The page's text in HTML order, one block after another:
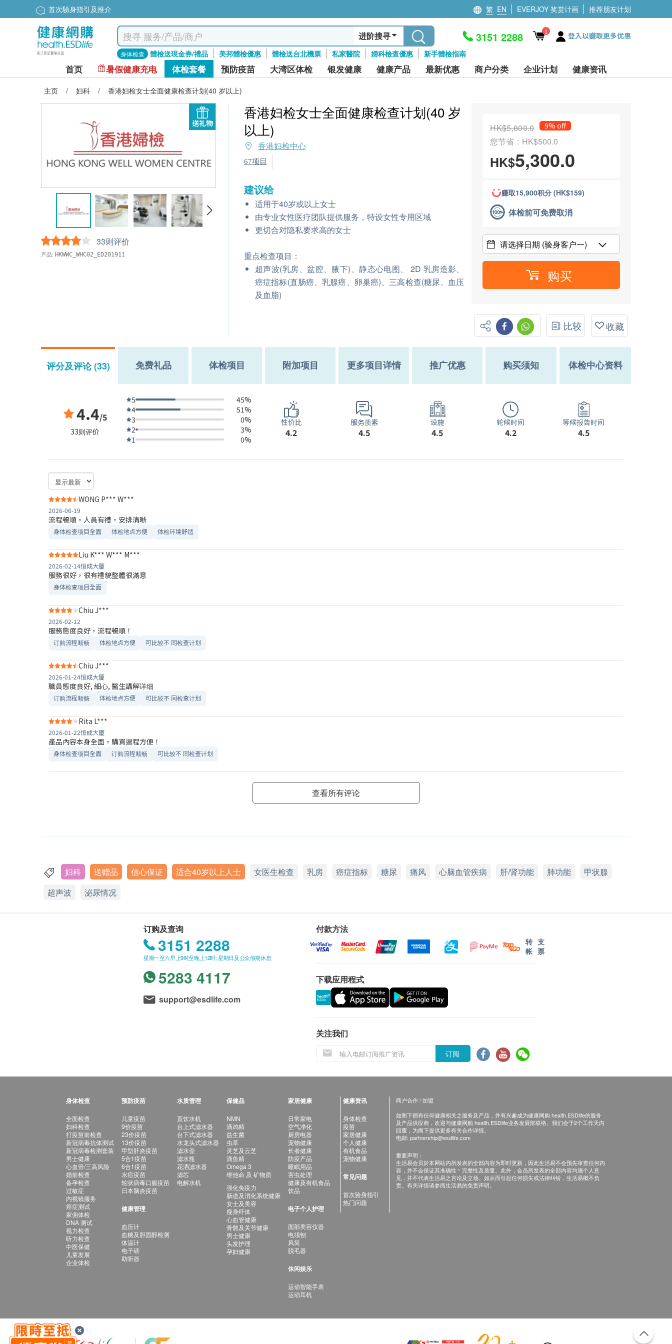
首次驗身指引及推介 繁 EN EVERJOY 奖赏计画 推荐朋友计划
进阶搜寻
身体检查 體檢送現金券/禮品 美邦體檢優惠 體檢送台北機票 私家醫院 婦科檢查優惠 新手體檢指南
3151 2288 1 登入以赚取更多优惠
首页 暑假健康充电 体检套餐 预防疫苗 大湾区体检 银发健康 健康产品 最新优惠 商户分类 企业计划 健康资讯
主页 / 妇科 / 香港妇检女士全面健康检查计划(40 岁以上)
送礼物
33则评价
产品: HKWWC_WHC02_ED201911
香港妇检女士全面健康检查计划(40 岁
以上)
香港妇检中心
67项目
建议给
适用于40岁或以上女士
由专业女性医疗团队提供服务，特设女性专用区域
更切合对隐私要求高的女士
重点检查项目：
超声波(乳房、盆腔、腋下)、静态心电图、 2D 乳房造影、
癌症指标(直肠癌、乳腺癌、卵巢癌)、三高检查(糖尿、血压
及血脂)
HK$5,800.0 9% off
您节省：HK$500.0
HK$5,300.0
赚取15,900积分 (HK$159)
体检前可免费取消
请选择日期 (验身客户一)
购买
比较 收藏
评分及评论 (33) 免费礼品 体检项目 附加项目 更多项目详情 推广优惠 购买须知 体检中心资料
4.4/5
33则评价
5
45%
4
51%
3
0%
2
3%
1
0%
性价比
4.2
服务质素
4.5
设施
4.5
轮候时间
4.2
等候报告时间
4.5
WONG P*** W***
2026-06-19
流程暢順，人員有禮，安排清晰
身体检查项目全面 体检地点方便 体检环境舒适​
Liu K*** W*** M***
2026-02-14恒成大厦
服務很好，很有禮貌整體很滿意
身体检查项目全面
Chiu J***
2026-02-12
服務態度良好，流程暢順！
订购流程顺畅 体检地点方便 可比较不 同检查计划
Chiu J***
2026-01-24恒成大厦
職員態度良好, 細心, 醫生講解详细
订购流程顺畅 体检地点方便 可比较不 同检查计划
Rita L***
2026-01-22恒成大厦
產品內容本身全面，購買過程方便！
身体检查项目全面 订购流程顺畅 可比较不 同检查计划
查看所有评论
妇科 送赠品 信心保证 适合40岁以上人士 女医生检查 乳房 癌症指标 糖尿 痛风 心脑血管疾病 肝/肾功能 肺功能
甲状腺
超声波
泌尿情况
订购及查询
3151 2288
星期一至六早上9时至晚上12时; 星期日及公众假期休息
5283 4117
support@esdlife.com
付款方法
转
帐
支
票
下载应用程式
关注我们
订阅
身体检查
全面检查
妇科检查
打疫苗前检查
新冠病毒抗体测试
新冠病毒检测套装
男士健康
心血管/三高风险
婚前检查
备孕检查
过敏症
内视镜服务
癌症测试
家佣体检
DNA 测试
视力检查
听力检查
中医保健
儿童发展
企业体检
预防疫苗
儿童疫苗
9价疫苗
23价疫苗
13价疫苗
甲型肝炎疫苗
5合1疫苗
6合1疫苗
水痘疫苗
轮状病毒口服疫苗
日本脑炎疫苗
健康管理
血压计
血糖及胆固醇检测
体温计
电子磅
助听器
水质管理
直饮水机
台上式滤水器
台下式滤水器
水龙头式滤水器
滤水壶
滤水瓶
花洒滤水器
滤芯
电解水机
保健品
NMN
滴鸡精
益生菌
虫草
灵芝及云芝
滴鱼精
Omega 3
维他命 及 矿物质
强化免疫力
肠道及消化系统健康
女士及美容
瘦身纤体
心血管健康
骨骼及关节健康
男士健康
头发护理
孕妇健康
家居健康
日常家电
空气净化
厨房电器
宠物健康
长者健康
防疫产品
睡眠用品
害虫处理
健康及有机食品
饮品
电子个人护理
面部美容仪器
电须刨
风筒
脱毛器
休闲娱乐
运动智能手表
运动耳机
健康资讯
身体检查
疫苗
家居健康
个人健康
有机食品
宠物健康
常见问题
首次验身指引
热门问题
商户合作 / 加盟
如阁下拥有任何健康相关之服务及产品，并有兴趣成为健康网购 health.ESDlife的服务
及产品供应商，欢迎与健康网购 health.ESDlife业务发展部联络。我们会于2个工作天内
回覆，为阁下提供更多有关合作详情。
电邮: partnership@esdlife.com
重要声明：
生活易会员於本网站内所发表的全部内容为即时更新，因此生活易不会预先审查任何内
容，并不会保证其准确性丶完整性及质量。此外，会员所发表的全部内容均属个人意
见，并不代表生活易之言论及立场。如从而引起任何损失或法律纠纷，生活易概不负
责。有关详情请参阅生活易的免责声明。